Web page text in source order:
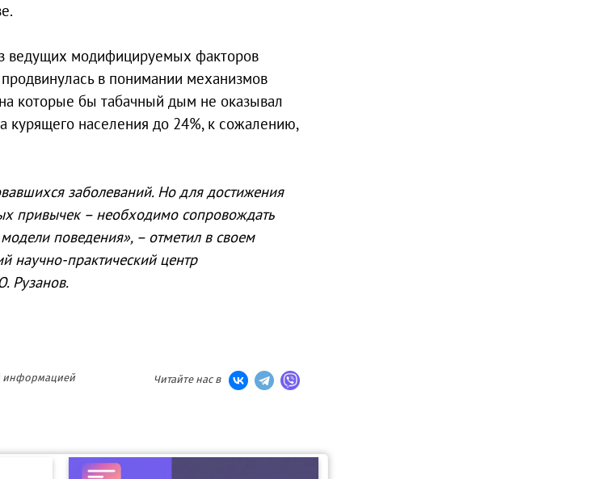
ведущих модифицируемых факторов
в понимании механизмов
которые бы табачный дым не оказывал
курящего населения до 24%, к сожалению,
заболеваний. Но для достижения
привычек – необходимо сопровождать
поведения», – отметил в своем
научно-практический центр
Рузанов.
информацией
Читайте нас в